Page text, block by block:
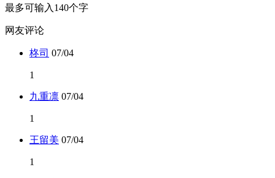
最多可输入140个字
网友评论
柊司 07/04
1
九重凛 07/04
1
王留美 07/04
1